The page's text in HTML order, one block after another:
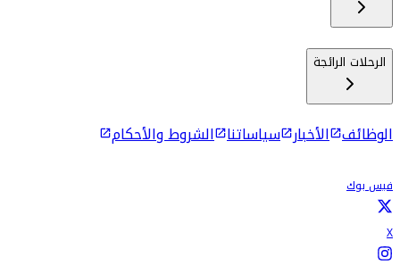
الرحلات الرائجة
الوظائف الأخبار سياساتنا الشروط والأحكام
فيس بوك
X